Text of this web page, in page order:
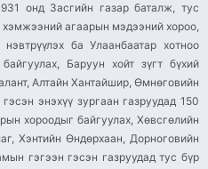
онд Засгийн газар баталж, тус
хэмжээний агаарын мэдээний хороо,
ба Улаанбаатар хотноо
Баруун хойт зүгт бүхий
Алтайн Хантайшир, Өмнөговийн
энэхүү зургаан газруудад 150
хороодыг байгуулах, Хөвсгөлийн
Хэнтийн Өндөрхаан, Дорноговийн
гэгээн гэсэн газруудад тус бүр